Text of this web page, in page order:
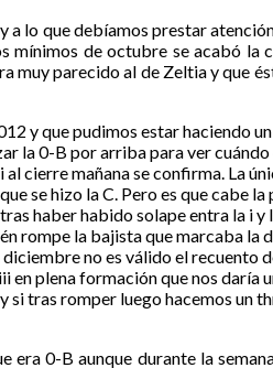
a lo que debíamos prestar
mínimos de octubre se acabó la
muy parecido al de Zeltia y que
y que pudimos estar haciendo
la 0-B por arriba para ver
cierre mañana se confirma. La
se hizo la C. Pero es que cabe
haber habido solape entra la i y
rompe la bajista que marcaba la
no es válido el recuento
en plena formación que nos daría
si tras romper luego hacemos un
era 0-B aunque durante la